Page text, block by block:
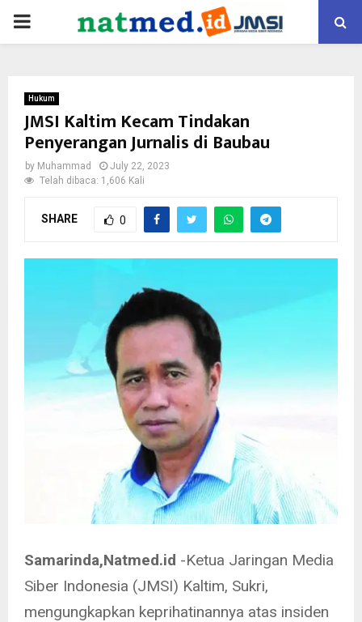
PRIMARY
Hukum
JMSI Kaltim Kecam Tindakan
Penyerangan Jurnalis di Baubau
by Muhammad
July 22, 2023
Telah dibaca: 1,606 Kali
SHARE 0
Samarinda,Natmed.id -Ketua Jaringan Media
Siber Indonesia (JMSI) Kaltim, Sukri,
mengungkapkan keprihatinannya atas insiden